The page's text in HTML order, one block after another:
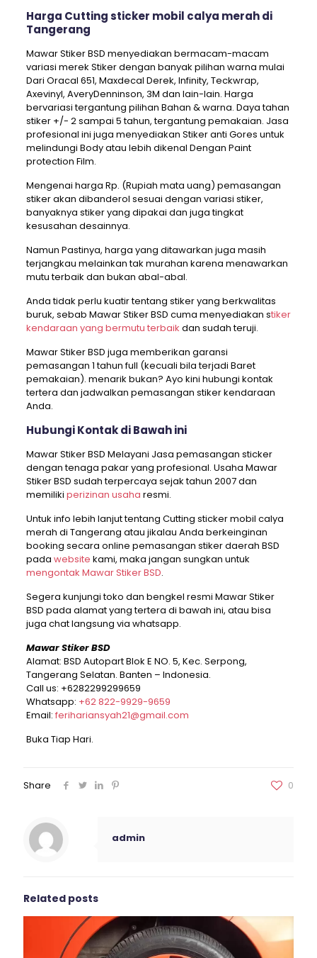
Harga Cutting sticker mobil calya merah di
Tangerang
Mawar Stiker BSD menyediakan bermacam-macam
variasi merek Stiker dengan banyak pilihan warna mulai
Dari Oracal 651, Maxdecal Derek, Infinity, Teckwrap,
Axevinyl, AveryDenninson, 3M dan lain-lain. Harga
bervariasi tergantung pilihan Bahan & warna. Daya tahan
stiker +/- 2 sampai 5 tahun, tergantung pemakaian. Jasa
profesional ini juga menyediakan Stiker anti Gores untuk
melindungi Body atau lebih dikenal Dengan Paint
protection Film.
Mengenai harga Rp. (Rupiah mata uang) pemasangan
stiker akan dibanderol sesuai dengan variasi stiker,
banyaknya stiker yang dipakai dan juga tingkat
kesusahan desainnya.
Namun Pastinya, harga yang ditawarkan juga masih
terjangkau melainkan tak murahan karena menawarkan
mutu terbaik dan bukan abal-abal.
Anda tidak perlu kuatir tentang stiker yang berkwalitas
buruk, sebab Mawar Stiker BSD cuma menyediakan stiker
kendaraan yang bermutu terbaik dan sudah teruji.
Mawar Stiker BSD juga memberikan garansi
pemasangan 1 tahun full (kecuali bila terjadi Baret
pemakaian). menarik bukan? Ayo kini hubungi kontak
tertera dan jadwalkan pemasangan stiker kendaraan
Anda.
Hubungi Kontak di Bawah ini
Mawar Stiker BSD Melayani Jasa pemasangan sticker
dengan tenaga pakar yang profesional. Usaha Mawar
Stiker BSD sudah terpercaya sejak tahun 2007 dan
memiliki perizinan usaha resmi.
Untuk info lebih lanjut tentang Cutting sticker mobil calya
merah di Tangerang atau jikalau Anda berkeinginan
booking secara online pemasangan stiker daerah BSD
pada website kami, maka jangan sungkan untuk
mengontak Mawar Stiker BSD.
Segera kunjungi toko dan bengkel resmi Mawar Stiker
BSD pada alamat yang tertera di bawah ini, atau bisa
juga chat langsung via whatsapp.
Mawar Stiker BSD
Alamat: BSD Autopart Blok E NO. 5, Kec. Serpong,
Tangerang Selatan. Banten – Indonesia.
Call us: +6282299299659
Whatsapp: +62 822-9929-9659
Email: ferihariansyah21@gmail.com
Buka Tiap Hari.
Share 0
admin
Related posts